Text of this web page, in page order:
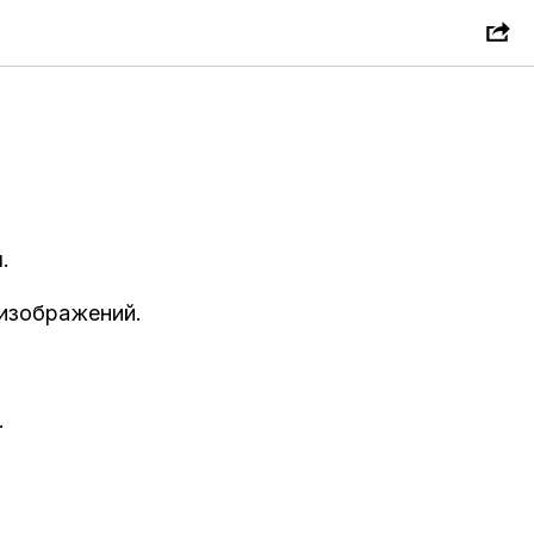
часто